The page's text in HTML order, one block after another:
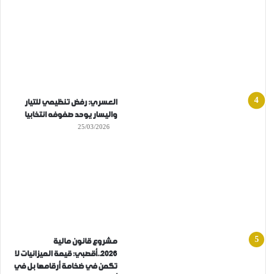
العسري: رفض تنظيمي للتيار
واليسار يوحد صفوفه انتخابيا
25/03/2026
مشروع قانون مالية
2026..أقصبي: قيمة الميزانيات لا
تكمن في ضخامة أرقامها بل في